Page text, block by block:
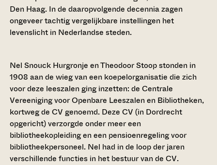
Den Haag. In de daaropvolgende decennia zagen
ongeveer tachtig vergelijkbare instellingen het
levenslicht in Nederlandse steden.
Nel Snouck Hurgronje en Theodoor Stoop stonden in
1908 aan de wieg van een koepelorganisatie die zich
voor deze leeszalen ging inzetten: de Centrale
Vereeniging voor Openbare Leeszalen en Bibliotheken,
kortweg de CV genoemd. Deze CV (in Dordrecht
opgericht) verzorgde onder meer een
bibliotheekopleiding en een pensioenregeling voor
bibliotheekpersoneel. Nel had in de loop der jaren
verschillende functies in het bestuur van de CV.